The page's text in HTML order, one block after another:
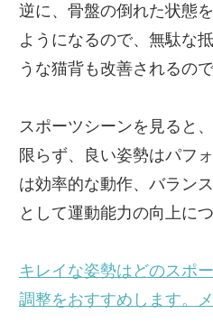
逆に、骨盤の倒れた状態
ようになるので、無駄な
うな猫背も改善されるの
スポーツシーンを見ると
限らず、良い姿勢はパフ
は効率的な動作、バラン
として運動能力の向上に
キレイな姿勢はどのスポ
調整をおすすめします。